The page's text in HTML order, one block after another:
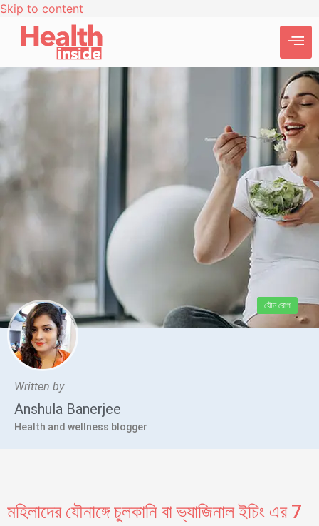
Skip to content
যৌন রোগ
Written by
Anshula Banerjee
Health and wellness blogger
মহিলাদের যৌনাঙ্গে চুলকানি বা ভ্যাজিনাল ইচিং এর 7